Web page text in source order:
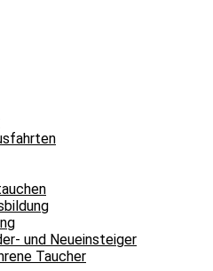
und Neueinsteiger
Taucher